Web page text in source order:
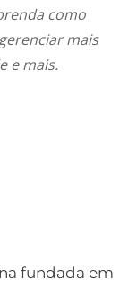
como
mais
e mais.
fundada em